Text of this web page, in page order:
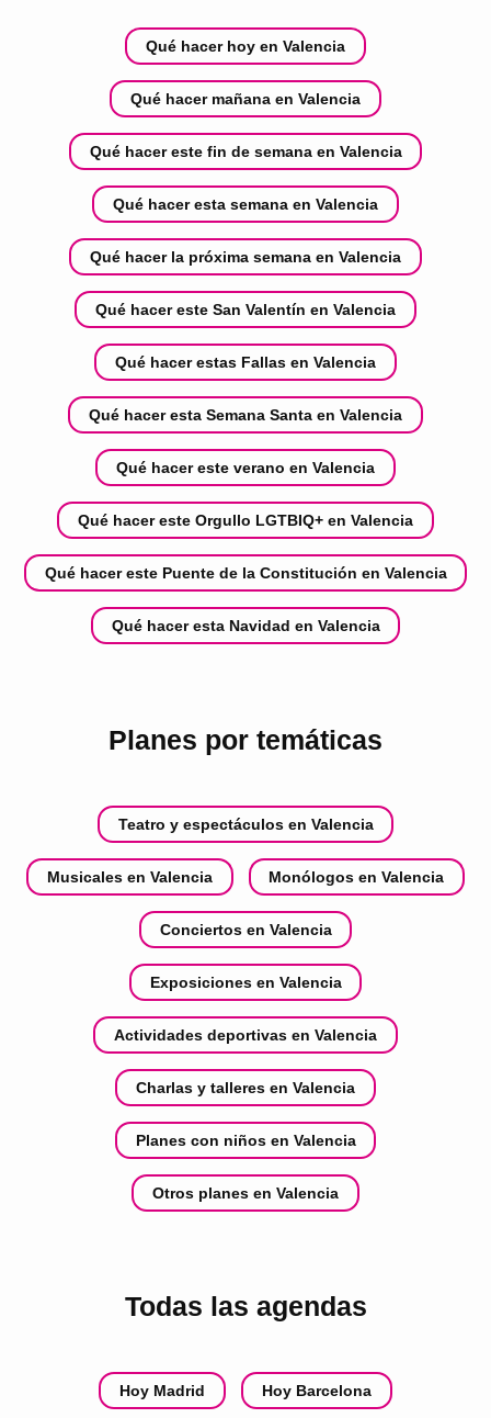
Qué hacer hoy en Valencia
Qué hacer mañana en Valencia
Qué hacer este fin de semana en Valencia
Qué hacer esta semana en Valencia
Qué hacer la próxima semana en Valencia
Qué hacer este San Valentín en Valencia
Qué hacer estas Fallas en Valencia
Qué hacer esta Semana Santa en Valencia
Qué hacer este verano en Valencia
Qué hacer este Orgullo LGTBIQ+ en Valencia
Qué hacer este Puente de la Constitución en Valencia
Qué hacer esta Navidad en Valencia
Planes por temáticas
Teatro y espectáculos en Valencia
Musicales en Valencia Monólogos en Valencia
Conciertos en Valencia
Exposiciones en Valencia
Actividades deportivas en Valencia
Charlas y talleres en Valencia
Planes con niños en Valencia
Otros planes en Valencia
Todas las agendas
Hoy Madrid Hoy Barcelona